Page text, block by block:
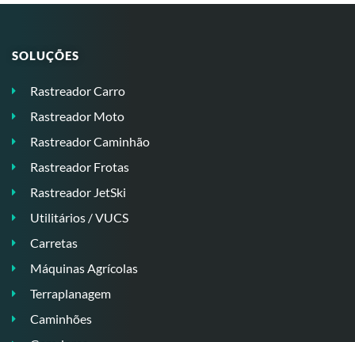
SOLUÇÕES
Rastreador Carro
Rastreador Moto
Rastreador Caminhão
Rastreador Frotas
Rastreador JetSki
Utilitários / VUCS
Carretas
Máquinas Agrícolas
Terraplanagem
Caminhões